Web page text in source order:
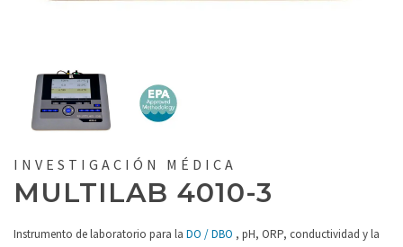
INVESTIGACIÓN MÉDICA
MULTILAB 4010-3
Instrumento de laboratorio para la DO / DBO , pH, ORP, conductividad y la